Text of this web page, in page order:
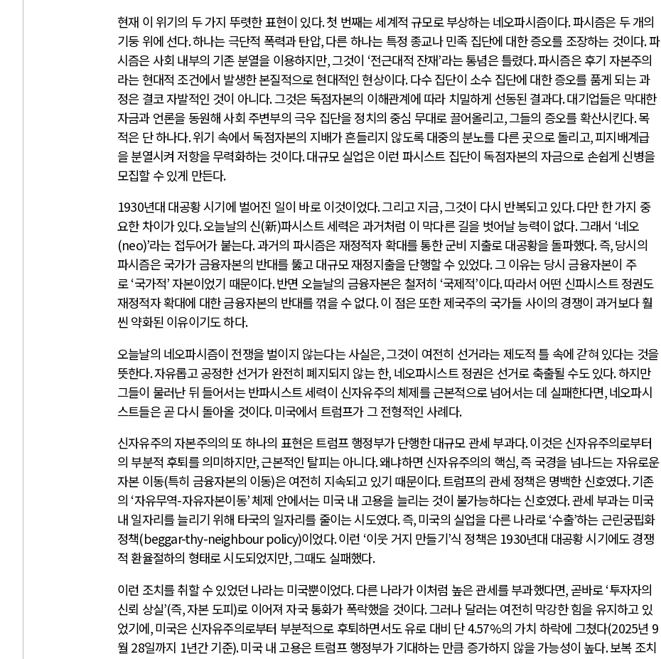
현재 이 위기의 두 가지 뚜렷한 표현이 있다.첫 번째는 세계적 규모로 부상하는 네오파시즘이다.파시즘은 두 개의
기둥 위에 선다.하나는 극단적 폭력과 탄압,다른 하나는 특정 종교나 민족 집단에 대한 증오를 조장하는 것이다.파
시즘은 사회 내부의 기존 분열을 이용하지만,그것이 ‘전근대적 잔재’라는 통념은 틀렸다.파시즘은 후기 자본주의
라는 현대적 조건에서 발생한 본질적으로 현대적인 현상이다.다수 집단이 소수 집단에 대한 증오를 품게 되는 과
정은 결코 자발적인 것이 아니다.그것은 독점자본의 이해관계에 따라 치밀하게 선동된 결과다.대기업들은 막대한
자금과 언론을 동원해 사회 주변부의 극우 집단을 정치의 중심 무대로 끌어올리고,그들의 증오를 확산시킨다.목
적은 단 하나다.위기 속에서 독점자본의 지배가 흔들리지 않도록 대중의 분노를 다른 곳으로 돌리고,피지배계급
을 분열시켜 저항을 무력화하는 것이다.대규모 실업은 이런 파시스트 집단이 독점자본의 자금으로 손쉽게 신병을
모집할 수 있게 만든다.
1930년대 대공황 시기에 벌어진 일이 바로 이것이었다.그리고 지금,그것이 다시 반복되고 있다.다만 한 가지 중
요한 차이가 있다.오늘날의 신(新)파시스트 세력은 과거처럼 이 막다른 길을 벗어날 능력이 없다.그래서 ‘네오
(neo)’라는 접두어가 붙는다.과거의 파시즘은 재정적자 확대를 통한 군비 지출로 대공황을 돌파했다.즉,당시의
파시즘은 국가가 금융자본의 반대를 뚫고 대규모 재정지출을 단행할 수 있었다.그 이유는 당시 금융자본이 주
로‘국가적’자본이었기 때문이다.반면 오늘날의 금융자본은 철저히 ‘국제적’이다.따라서 어떤 신파시스트 정권도
재정적자 확대에 대한 금융자본의 반대를 꺾을 수 없다.이 점은 또한 제국주의 국가들 사이의 경쟁이 과거보다 훨
씬 약화된 이유이기도 하다.
오늘날의 네오파시즘이 전쟁을 벌이지 않는다는 사실은,그것이 여전히 선거라는 제도적 틀 속에 갇혀 있다는 것을
뜻한다.자유롭고 공정한 선거가 완전히 폐지되지 않는 한, 네오파시스트 정권은 선거로 축출될 수도 있다.하지만
그들이 물러난 뒤 들어서는 반파시스트 세력이 신자유주의 체제를 근본적으로 넘어서는 데 실패한다면,네오파시
스트들은 곧 다시 돌아올 것이다.미국에서 트럼프가 그 전형적인 사례다.
신자유주의 자본주의의 또 하나의 표현은 트럼프 행정부가 단행한 대규모 관세 부과다.이것은 신자유주의로부터
의 부분적 후퇴를 의미하지만,근본적인 탈피는 아니다.왜냐하면 신자유주의의 핵심,즉 국경을 넘나드는 자유로운
자본 이동(특히 금융자본의 이동)은 여전히 지속되고 있기 때문이다.트럼프의 관세 정책은 명백한 신호였다.기존
의 ‘자유무역-자유자본이동’체제 안에서는 미국 내 고용을 늘리는 것이 불가능하다는 신호였다.관세 부과는 미국
내 일자리를 늘리기 위해 타국의 일자리를 줄이는 시도였다.즉,미국의 실업을 다른 나라로‘수출’하는 근린궁핍화
정책(beggar-thy-neighbour policy)이었다.이런 ‘이웃 거지 만들기’식 정책은 1930년대 대공황 시기에도 경쟁
적 환율절하의 형태로 시도되었지만,그때도 실패했다.
이런 조치를 취할 수 있었던 나라는 미국뿐이었다.다른 나라가 이처럼 높은 관세를 부과했다면, 곧바로‘투자자의
신뢰 상실’(즉,자본 도피)로 이어져 자국 통화가 폭락했을 것이다.그러나 달러는 여전히 막강한 힘을 유지하고 있
었기에,미국은 신자유주의로부터 부분적으로 후퇴하면서도 유로 대비 단4.57%의 가치 하락에 그쳤다(2025년 9
월 28일까지 1년간 기준).미국 내 고용은 트럼프 행정부가 기대하는 만큼 증가하지 않을 가능성이 높다.보복 조치